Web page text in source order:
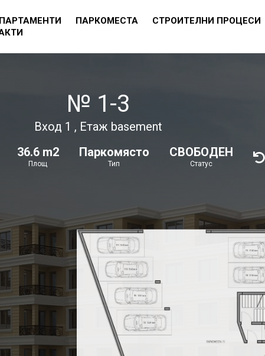
ПАРКОМЕСТА СТРОИТЕЛНИ ПРОЦЕСИ
№ 1-3
Вход 1 , Етаж basement
36.6 m2
Площ
Паркомясто
Тип
СВОБОДЕН
Статус